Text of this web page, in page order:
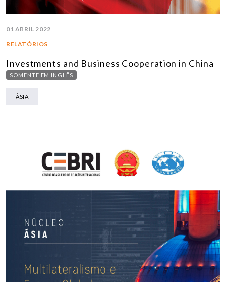
01 ABRIL 2022
RELATÓRIOS
Investments and Business Cooperation in China
SOMENTE EM INGLÊS
ÁSIA